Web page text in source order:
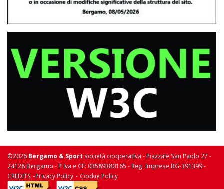
©2026 Bergamo & Sport società cooperativa - Piazzale San Paolo 27 -
24128 Bergamo - P Iva e CF: 03589380165 - Reg. Imprese BG-391399 -
CREDITS -Privacy Policy - Cookie Policy